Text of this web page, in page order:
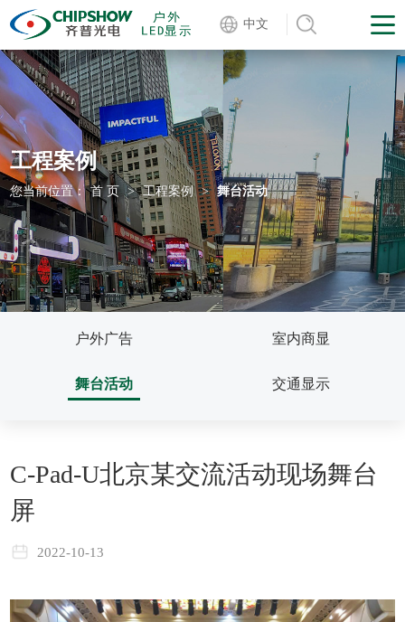
中文
工程案例
您当前位置： 首 页 > 工程案例 > 舞台活动
户外广告 室内商显
舞台活动 交通显示
C-Pad-U北京某交流活动现场舞台
屏
2022-10-13